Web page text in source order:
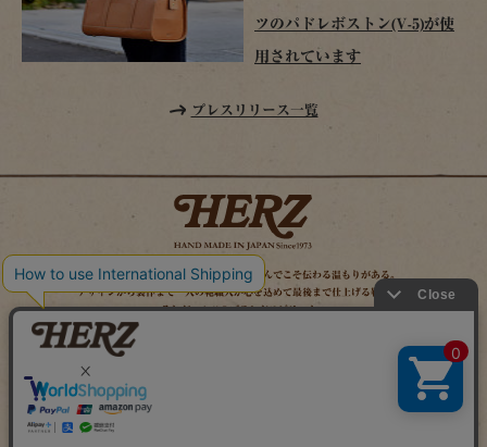
ツのパドレボストン(V-5)が使
用されています
プレスリリース一覧
時を経てこそ解る味わいがある。使い込んでこそ伝わる温もりがある。
デザインから製作まで一人の鞄職人が心を込めて最後まで仕上げる鞄作り。
それがヘルツのブランドスピリット。
MAIL MAGAZINE
X（旧TWITTER）
YOUTUBE